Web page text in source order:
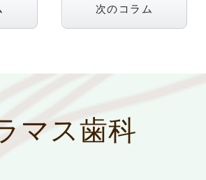
次のコラム
マス歯科